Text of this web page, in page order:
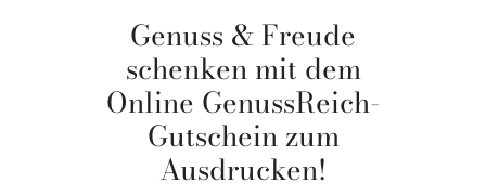
Genuss & Freude
schenken mit dem
Online GenussReich-
Gutschein zum
Ausdrucken!